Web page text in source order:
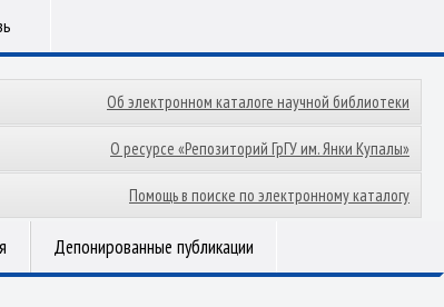
Об электронном каталоге научной библиотеки
О ресурсе «Репозиторий ГрГУ им. Янки Купалы»
Помощь в поиске по электронному каталогу
Депонированные публикации